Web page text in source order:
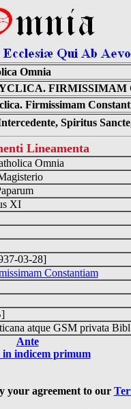
Omnia
FIRMISSIMAM
Firmissimam
Spiritus
Lineamenta
Omnia
XI
03-28]
Constantiam
atque GSM privata
Ante
in indicem primum
your agreement to our